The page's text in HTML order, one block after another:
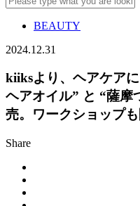
BEAUTY
2024.12.31
kiiksより、ヘアケア
ヘアオイル” と “薩摩
売。ワークショップ
Share